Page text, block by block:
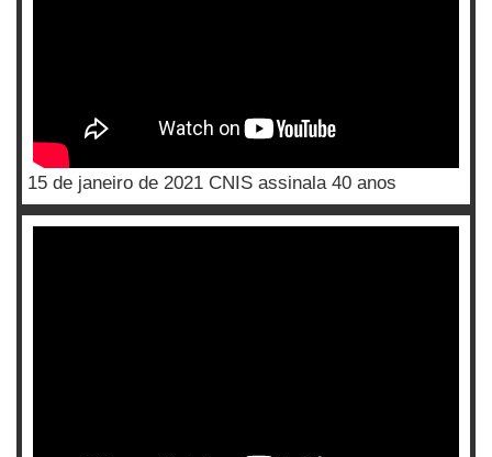
15 de janeiro de 2021 CNIS assinala 40 anos